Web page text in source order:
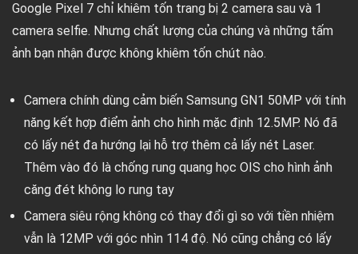
Google Pixel 7 chỉ khiêm tốn trang bị 2 camera sau và 1
camera selfie. Nhưng chất lượng của chúng và những tấm
ảnh bạn nhận được không khiêm tốn chút nào.
Camera chính dùng cảm biến Samsung GN1 50MP với tính
năng kết hợp điểm ảnh cho hình mặc định 12.5MP. Nó đã
có lấy nét đa hướng lại hỗ trợ thêm cả lấy nét Laser.
Thêm vào đó là chống rung quang học OIS cho hình ảnh
căng đét không lo rung tay
Camera siêu rộng không có thay đổi gì so với tiền nhiệm
vẫn là 12MP với góc nhìn 114 độ. Nó cũng chẳng có lấy